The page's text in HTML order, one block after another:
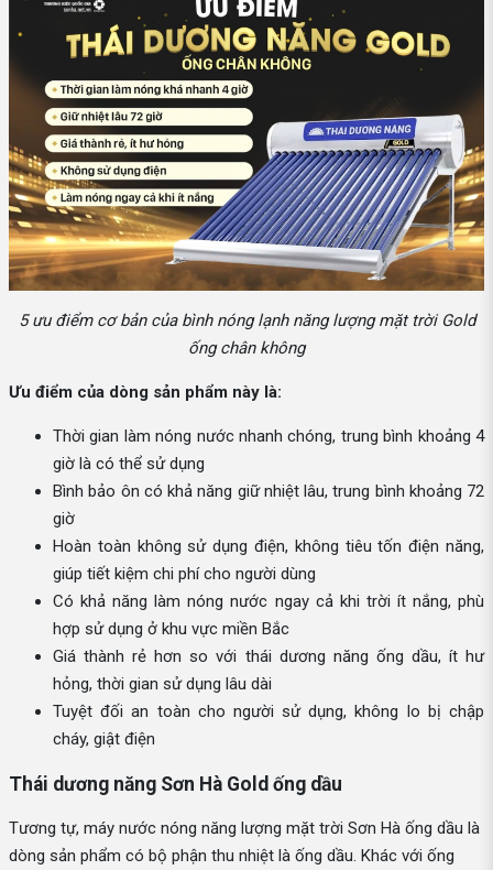
5 ưu điểm cơ bản của bình nóng lạnh năng lượng mặt trời Gold
ống chân không
Ưu điểm của dòng sản phẩm này là:
Thời gian làm nóng nước nhanh chóng, trung bình khoảng 4
giờ là có thể sử dụng
Bình bảo ôn có khả năng giữ nhiệt lâu, trung bình khoảng 72
giờ
Hoàn toàn không sử dụng điện, không tiêu tốn điện năng,
giúp tiết kiệm chi phí cho người dùng
Có khả năng làm nóng nước ngay cả khi trời ít nắng, phù
hợp sử dụng ở khu vực miền Bắc
Giá thành rẻ hơn so với thái dương năng ống dầu, ít hư
hỏng, thời gian sử dụng lâu dài
Tuyệt đối an toàn cho người sử dụng, không lo bị chập
cháy, giật điện
Thái dương năng Sơn Hà Gold ống dầu
Tương tự, máy nước nóng năng lượng mặt trời Sơn Hà ống dầu là
dòng sản phẩm có bộ phận thu nhiệt là ống dầu. Khác với ống